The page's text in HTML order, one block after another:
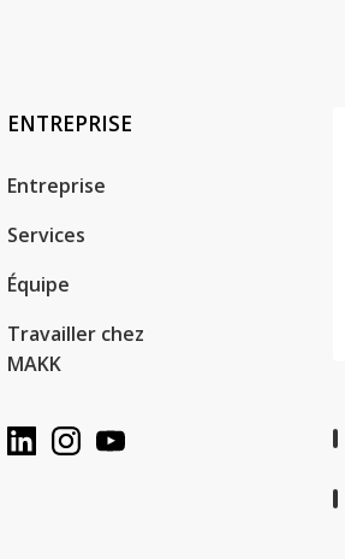
ENTREPRISE
Entreprise
Services
Équipe
Travailler chez
MAKK